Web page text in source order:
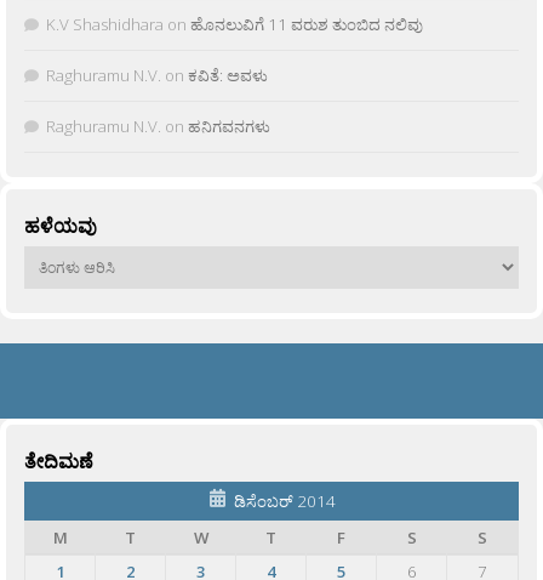
K.V Shashidhara on ಹೊನಲುವಿಗೆ 11 ವರುಶ ತುಂಬಿದ ನಲಿವು
Raghuramu N.V. on ಕವಿತೆ: ಅವಳು
Raghuramu N.V. on ಹನಿಗವನಗಳು
ಹಳೆಯವು
ಹಳೆಯವು
ತೇದಿಮಣೆ
ಡಿಸೆಂಬರ್ 2014
M
T W T F S
S
1
2 3 4 5 6
7